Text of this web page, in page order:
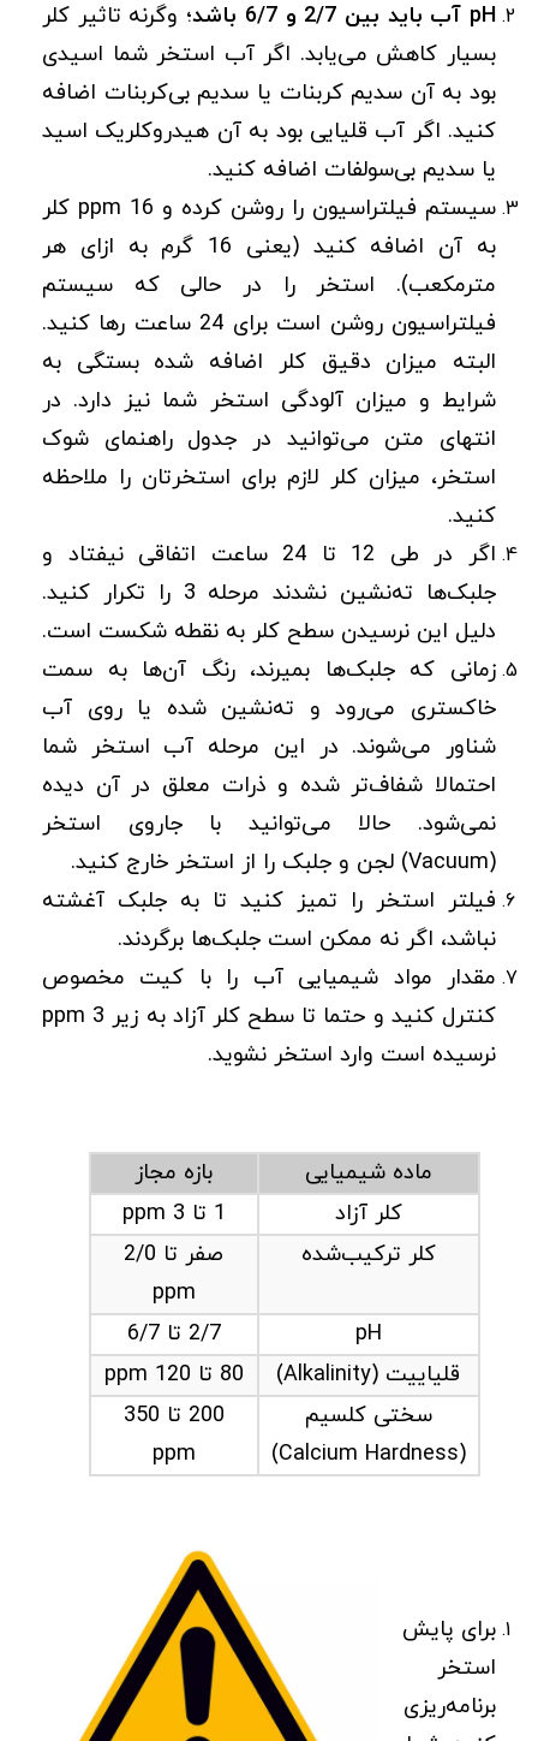
pH آب باید بین 2/7 و 6/7 باشد
؛ وگرنه تاثیر کلر
بسیار کاهش می‌یابد. اگر آب استخر شما اسیدی
بود به آن سدیم کربنات یا سدیم بی‌کربنات اضافه
کنید. اگر آب قلیایی بود به آن هیدروکلریک اسید
یا سدیم بی‌سولفات اضافه کنید.
سیستم فیلتراسیون را روشن کرده و ppm 16 کلر
به آن اضافه کنید (یعنی 16 گرم به ازای هر
مترمکعب). استخر را در حالی که سیستم
فیلتراسیون روشن است برای 24 ساعت رها کنید.
البته میزان دقیق کلر اضافه شده بستگی به
شرایط و میزان آلودگی استخر شما نیز دارد. در
انتهای متن می‌توانید در جدول راهنمای شوک
استخر، میزان کلر لازم برای استخرتان را ملاحظه
کنید.
اگر در طی 12 تا 24 ساعت اتفاقی نیفتاد و
جلبک‌ها ته‌نشین نشدند مرحله 3 را تکرار کنید.
دلیل این نرسیدن سطح کلر به نقطه شکست است.
زمانی که جلبک‌ها بمیرند، رنگ آن‌ها به سمت
خاکستری می‌رود و ته‌نشین شده یا روی آب
شناور می‌شوند. در این مرحله آب استخر شما
احتمالا شفاف‌تر شده و ذرات معلق در آن دیده
نمی‌شود. حالا می‌توانید با جاروی استخر
(Vacuum) لجن و جلبک را از استخر خارج کنید.
فیلتر استخر را تمیز کنید تا به جلبک آغشته
نباشد، اگر نه ممکن است جلبک‌ها برگردند.
مقدار مواد شیمیایی آب را با کیت مخصوص
کنترل کنید و حتما تا سطح کلر آزاد به زیر ppm 3
نرسیده است وارد استخر نشوید.
ماده شیمیایی
بازه مجاز
کلر آزاد
1 تا 3 ppm
کلر ترکیب‌شده
صفر تا 2/0
ppm
pH
2/7 تا 6/7
قلیاییت (Alkalinity)
80 تا 120 ppm
سختی کلسیم
(Calcium Hardness)
200 تا 350
ppm
برای پایش
استخر
برنامه‌ریزی